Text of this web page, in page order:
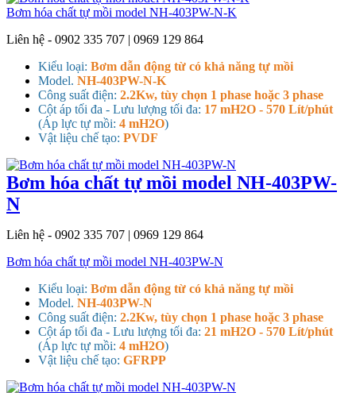
Bơm hóa chất tự mồi model NH-403PW-N-K
Liên hệ - 0902 335 707 | 0969 129 864
Kiểu loại: Bơm dẫn động từ có khả năng tự mồi
Model. NH-403PW-N-K
Công suất điện: 2.2Kw, tùy chọn 1 phase hoặc 3 phase
Cột áp tối đa - Lưu lượng tối đa: 17 mH2O - 570 Lít/phút
(Áp lực tự mồi: 4 mH2O)
Vật liệu chế tạo: PVDF
Bơm hóa chất tự mồi model NH-403PW-
N
Liên hệ - 0902 335 707 | 0969 129 864
Bơm hóa chất tự mồi model NH-403PW-N
Kiểu loại: Bơm dẫn động từ có khả năng tự mồi
Model. NH-403PW-N
Công suất điện: 2.2Kw, tùy chọn 1 phase hoặc 3 phase
Cột áp tối đa - Lưu lượng tối đa: 21 mH2O - 570 Lít/phút
(Áp lực tự mồi: 4 mH2O)
Vật liệu chế tạo: GFRPP